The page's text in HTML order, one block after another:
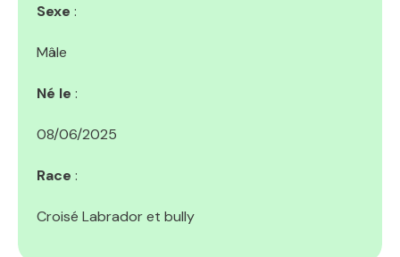
Sexe :
Mâle
Né le :
08/06/2025
Race :
Croisé Labrador et bully